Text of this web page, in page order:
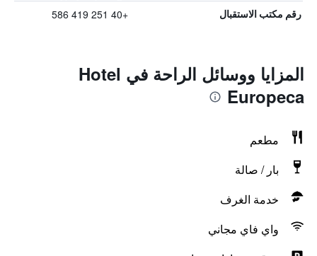
رقم مكتب الاستقبال +40 251 419 586
المزايا ووسائل الراحة في Hotel
Europeca
مطعم
بار / صالة
خدمة الغرف
واي فاي مجاني